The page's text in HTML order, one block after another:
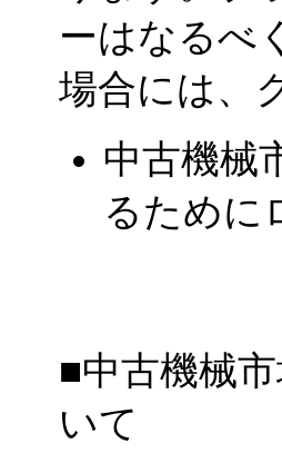
ーはなるべ
場合には、
中古機械
るために
■中古機械
いて